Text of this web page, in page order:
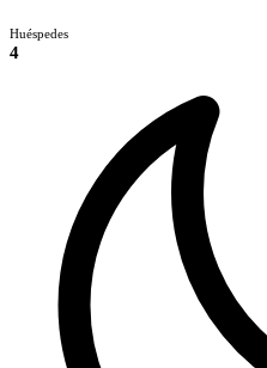
Huéspedes
4